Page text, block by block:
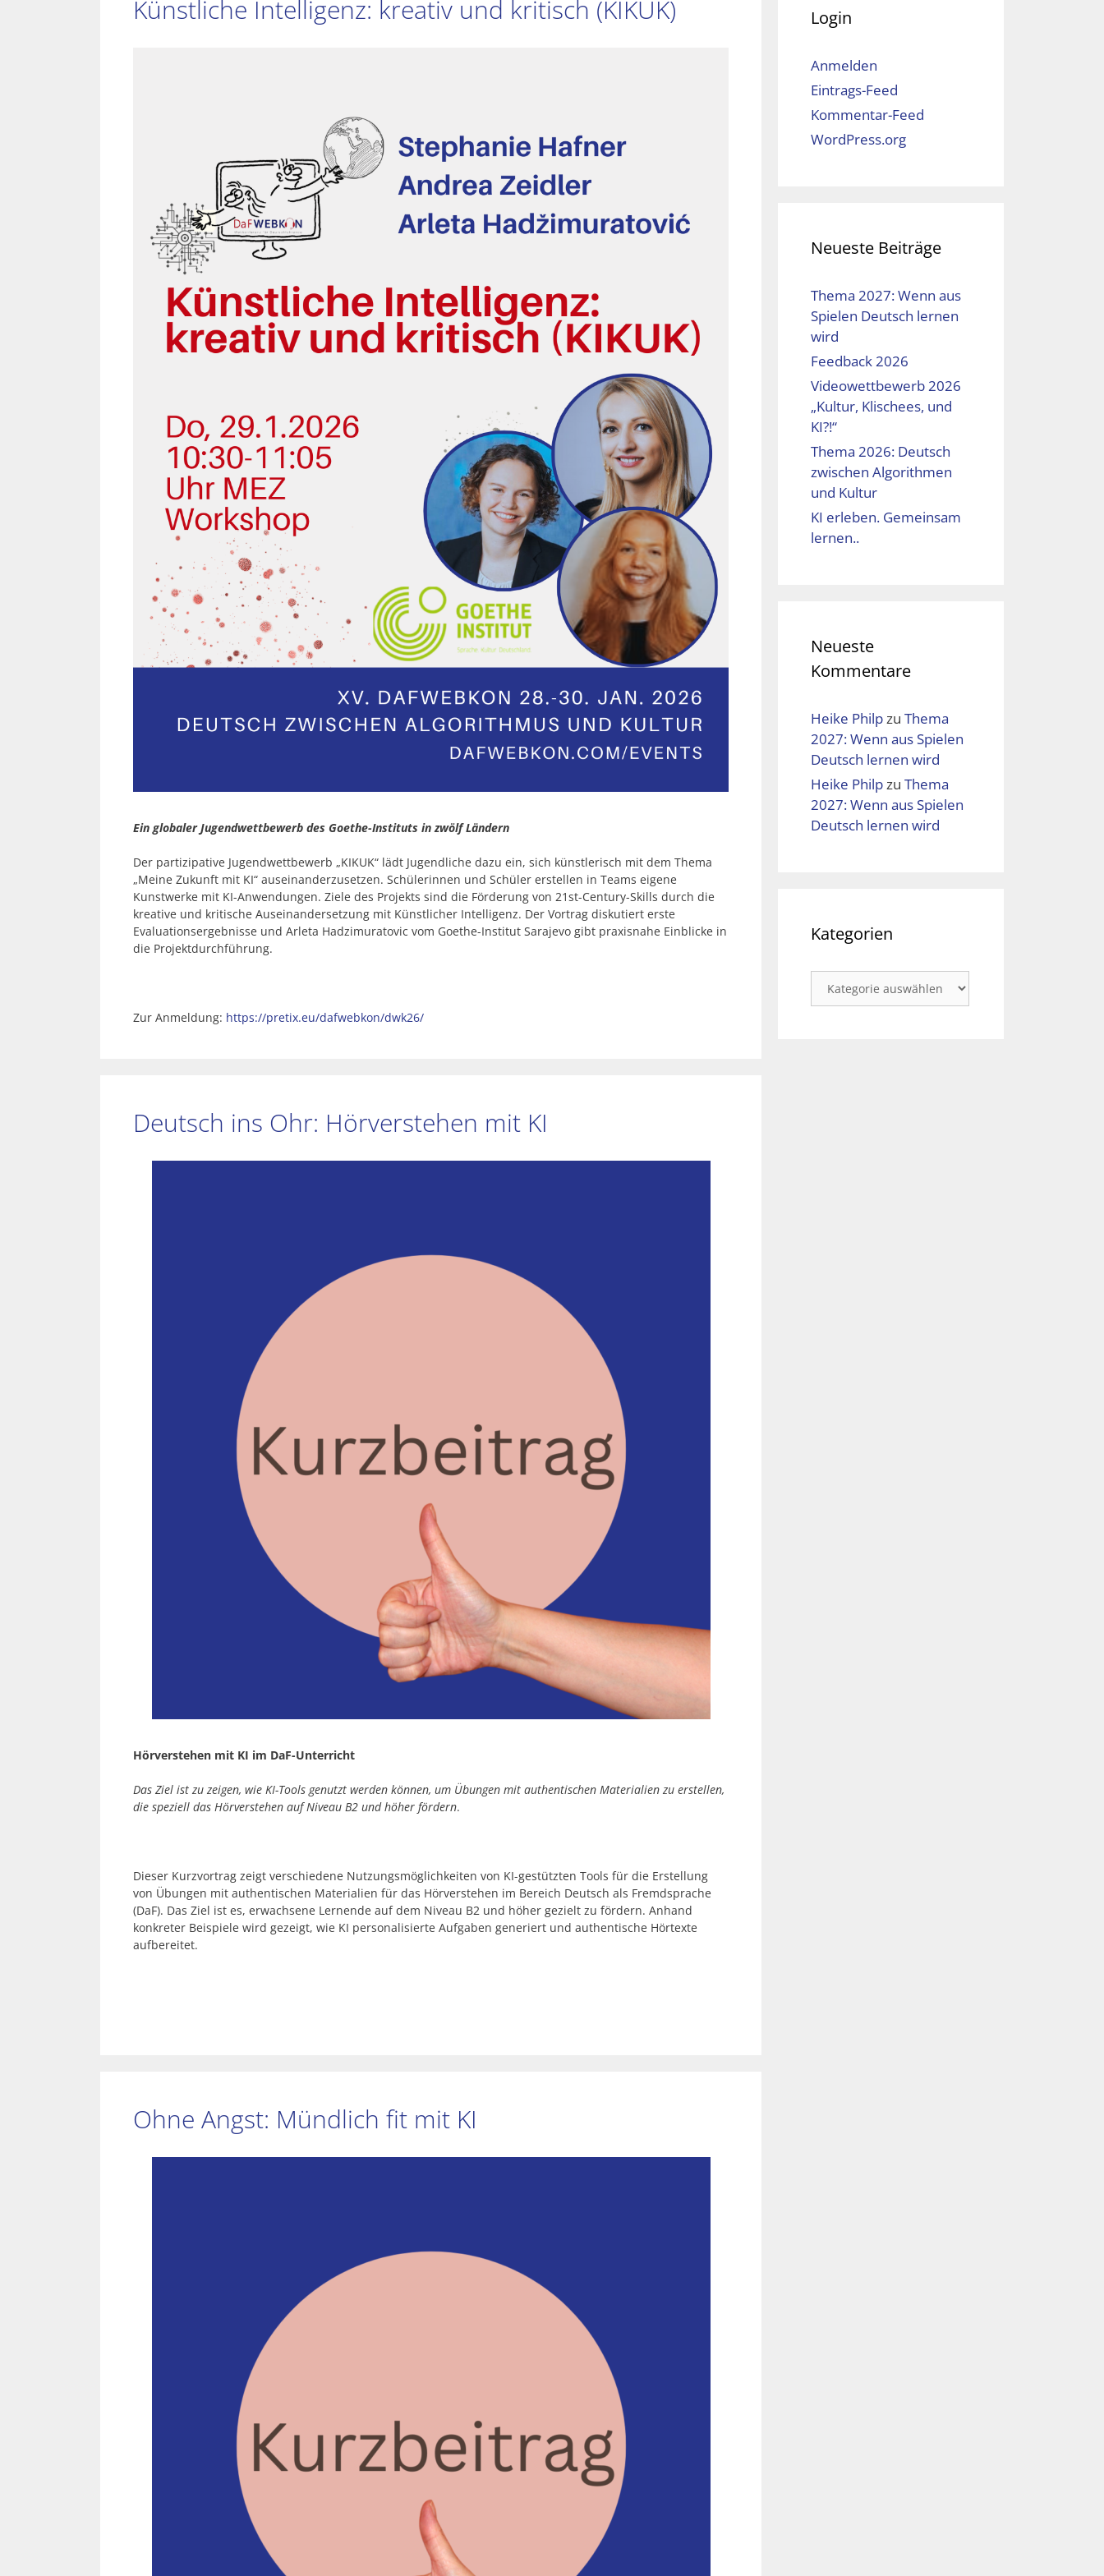
Künstliche Intelligenz: kreativ und kritisch (KIKUK)
Ein globaler Jugendwettbewerb des Goethe-Instituts in zwölf Ländern
Der partizipative Jugendwettbewerb „KIKUK“ lädt Jugendliche dazu ein, sich künstlerisch mit dem Thema
„Meine Zukunft mit KI“ auseinanderzusetzen. Schülerinnen und Schüler erstellen in Teams eigene
Kunstwerke mit KI-Anwendungen. Ziele des Projekts sind die Förderung von 21st-Century-Skills durch die
kreative und kritische Auseinandersetzung mit Künstlicher Intelligenz. Der Vortrag diskutiert erste
Evaluationsergebnisse und Arleta Hadzimuratovic vom Goethe-Institut Sarajevo gibt praxisnahe Einblicke in
die Projektdurchführung.
Zur Anmeldung: https://pretix.eu/dafwebkon/dwk26/
Deutsch ins Ohr: Hörverstehen mit KI
Hörverstehen mit KI im DaF-Unterricht
Das Ziel ist zu zeigen, wie KI-Tools genutzt werden können, um Übungen mit authentischen Materialien zu erstellen,
die speziell das Hörverstehen auf Niveau B2 und höher fördern.
Dieser Kurzvortrag zeigt verschiedene Nutzungsmöglichkeiten von KI-gestützten Tools für die Erstellung
von Übungen mit authentischen Materialien für das Hörverstehen im Bereich Deutsch als Fremdsprache
(DaF). Das Ziel ist es, erwachsene Lernende auf dem Niveau B2 und höher gezielt zu fördern. Anhand
konkreter Beispiele wird gezeigt, wie KI personalisierte Aufgaben generiert und authentische Hörtexte
aufbereitet.
Ohne Angst: Mündlich fit mit KI
Login
Anmelden
Eintrags-Feed
Kommentar-Feed
WordPress.org
Neueste Beiträge
Thema 2027: Wenn aus
Spielen Deutsch lernen
wird
Feedback 2026
Videowettbewerb 2026
„Kultur, Klischees, und
KI?!“
Thema 2026: Deutsch
zwischen Algorithmen
und Kultur
KI erleben. Gemeinsam
lernen..
Neueste
Kommentare
Heike Philpzu Thema
2027: Wenn aus Spielen
Deutsch lernen wird
Heike Philpzu Thema
2027: Wenn aus Spielen
Deutsch lernen wird
Kategorien
Kategorien